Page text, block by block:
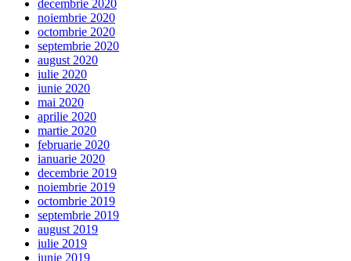
decembrie 2020
noiembrie 2020
octombrie 2020
septembrie 2020
august 2020
iulie 2020
iunie 2020
mai 2020
aprilie 2020
martie 2020
februarie 2020
ianuarie 2020
decembrie 2019
noiembrie 2019
octombrie 2019
septembrie 2019
august 2019
iulie 2019
iunie 2019